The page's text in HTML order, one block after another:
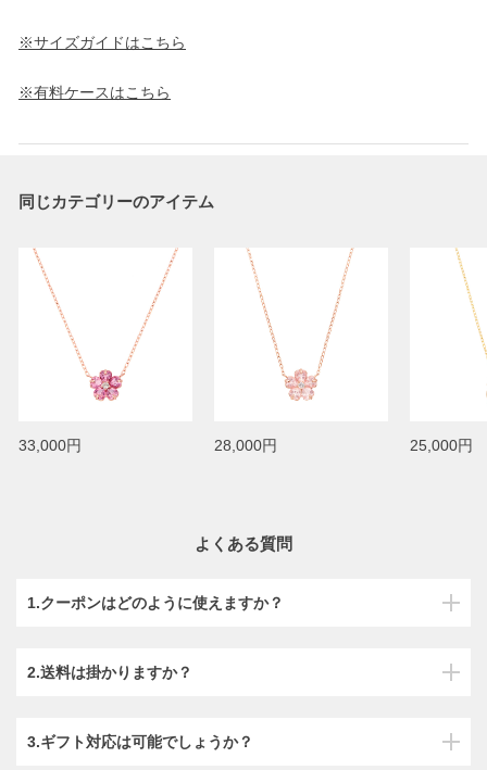
※サイズガイドはこちら
※有料ケースはこちら
同じカテゴリーのアイテム
33,000円 28,000円 25,000円
よくある質問
1.クーポンはどのように使えますか？
2.送料は掛かりますか？
3.ギフト対応は可能でしょうか？